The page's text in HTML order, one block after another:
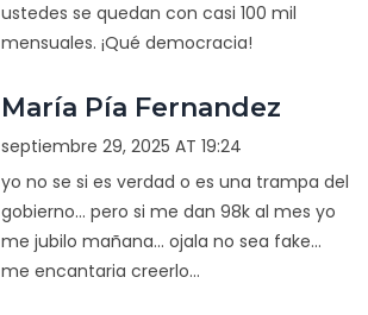
ustedes se quedan con casi 100 mil
mensuales. ¡Qué democracia!
María Pía Fernandez
septiembre 29, 2025 AT 19:24
yo no se si es verdad o es una trampa del
gobierno... pero si me dan 98k al mes yo
me jubilo mañana... ojala no sea fake...
me encantaria creerlo...